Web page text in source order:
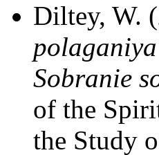
Diltey, W.
Sobranie
of the
the Study